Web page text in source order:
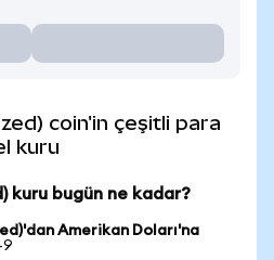
coin'in çeşitli para
kuru
kuru bugün ne kadar?
Amerikan Doları'na